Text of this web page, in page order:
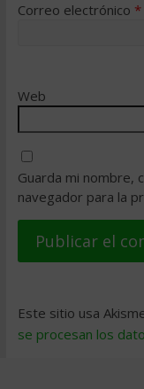
Correo electrónico *
Web
Guarda mi nombre,
navegador para la
Este sitio usa
se procesan los